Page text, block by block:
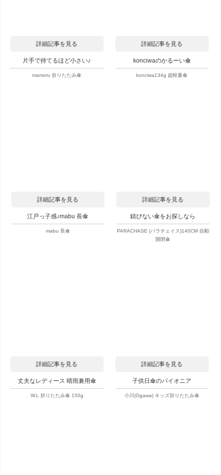
詳細記事を見る
片手で持てるほど小さい♪
mamoru 折りたたみ傘
詳細記事を見る
konciwaのかるーい傘
konciwa134g 超軽量傘
詳細記事を見る
江戸っ子感♪mabu 長傘
mabu 長傘
詳細記事を見る
錆びない傘をお探しなら
PARACHASE (パラチェイス)140CM 自動
開閉傘
詳細記事を見る
丈夫なレディース 晴雨兼用傘
W.L 折りたたみ傘 150g
詳細記事を見る
子供日傘のパイオニア
小川(Ogawa) キッズ折りたたみ傘